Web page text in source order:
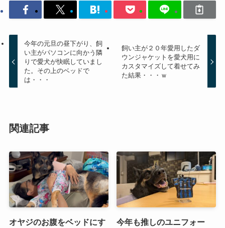
今年の元旦の昼下がり、飼
い主がパソコンに向かう隣
りで愛犬が快眠していまし
た。その上のベッドで
は・・・
飼い主が２０年愛用したダ
ウンジャケットを愛犬用に
カスタマイズして着せてみ
た結果・・・ｗ
関連記事
オヤジのお腹をベッドにす
今年も推しのユニフォー